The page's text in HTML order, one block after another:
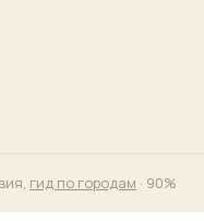
гид по городам · 90%